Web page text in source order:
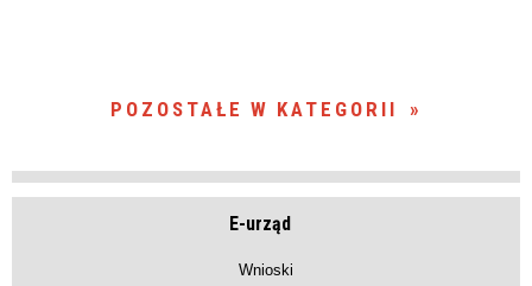
POZOSTAŁE W KATEGORII
E-urząd
Wnioski